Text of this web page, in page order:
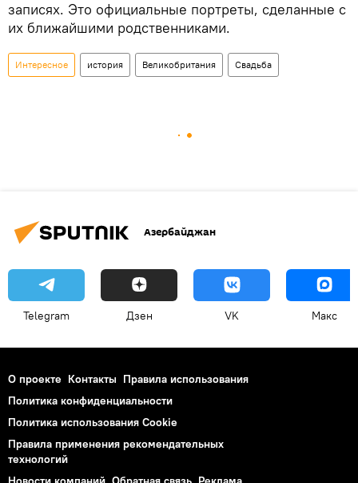
записях. Это официальные портреты, сделанные с
их ближайшими родственниками.
Интересное история Великобритания Свадьба
Азербайджан
Telegram Дзен VK Макс
О проекте Контакты Правила использования
Политика конфиденциальности
Политика использования Cookie
Правила применения рекомендательных
технологий